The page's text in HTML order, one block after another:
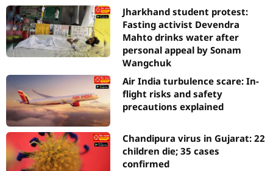
Jharkhand student protest:
Fasting activist Devendra
Mahto drinks water after
personal appeal by Sonam
Wangchuk
Air India turbulence scare: In-
flight risks and safety
precautions explained
Chandipura virus in Gujarat: 22
children die; 35 cases
confirmed